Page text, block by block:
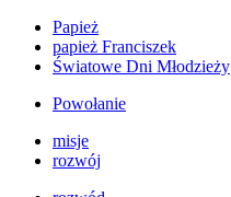
Papież
papież Franciszek
Światowe Dni Młodzieży
Powołanie
misje
rozwój